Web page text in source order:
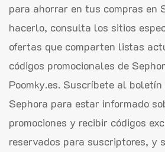
para ahorrar en tus compras en
hacerlo, consulta los sitios
ofertas que comparten listas
códigos promocionales de
Poomky.es. Suscríbete al
Sephora para estar informado
promociones y recibir códigos
reservados para suscriptores, y